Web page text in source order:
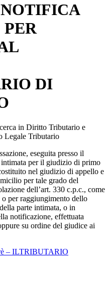
PER
DI
in Diritto Tributario e
Legale Tributario
eseguita presso il
per il giudizio di primo
nel giudizio di appello e
per tale grado del
dell’art. 330 c.p.c., come
per raggiungimento dello
parte intimata, o in
notificazione, effettuata
su ordine del giudice ai
– ILTRIBUTARIO